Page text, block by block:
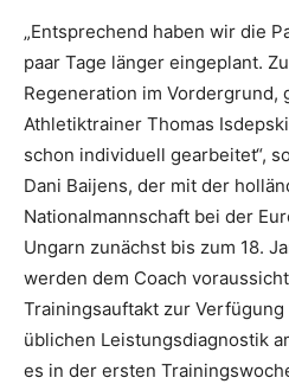
„Entsprechend haben wir die
paar Tage länger eingeplant.
Regeneration im Vordergrund,
Athletiktrainer Thomas
schon individuell gearbeitet“,
Dani Baijens, der mit der
Nationalmannschaft bei der
Ungarn zunächst bis zum 18.
werden dem Coach
Trainingsauftakt zur
üblichen Leistungsdiagnostik
es in der ersten